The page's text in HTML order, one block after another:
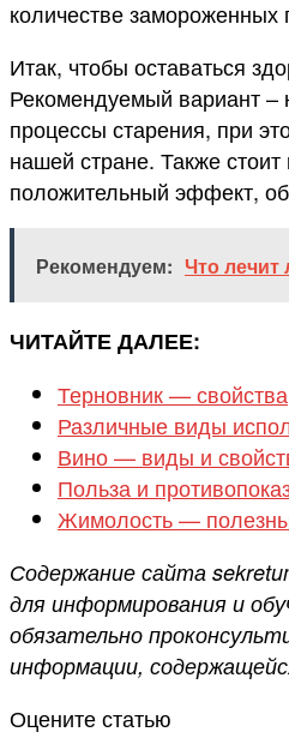
количестве
Итак, чтобы оставаться
Рекомендуемый вариант –
процессы старения, при
нашей стране. Также
положительный эффект,
Рекомендуем: Что лечит
ЧИТАЙТЕ ДАЛЕЕ:
Терновник —
Различные виды
Вино — виды и
Польза и
Жимолость —
Содержание сайта
для информирования и
обязательно
информации,
Оцените статью